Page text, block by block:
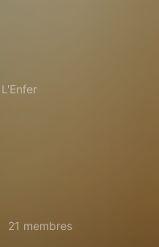
L'Enfer
21 membres